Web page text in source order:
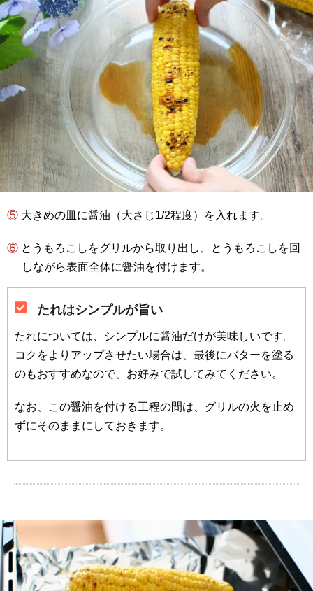
⑤ 大きめの皿に醤油（大さじ1/2程度）を入れます。
⑥ とうもろこしをグリルから取り出し、とうもろこしを回
しながら表面全体に醤油を付けます。
たれはシンプルが旨い
たれについては、シンプルに醤油だけが美味しいです。
コクをよりアップさせたい場合は、最後にバターを塗る
のもおすすめなので、お好みで試してみてください。
なお、この醤油を付ける工程の間は、グリルの火を止め
ずにそのままにしておきます。